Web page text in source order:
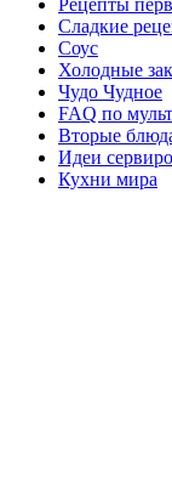
Рецепты
Сладкие
Соус
Холодные
Чудо Чудное
FAQ по
Вторые
Идеи
Кухни мира